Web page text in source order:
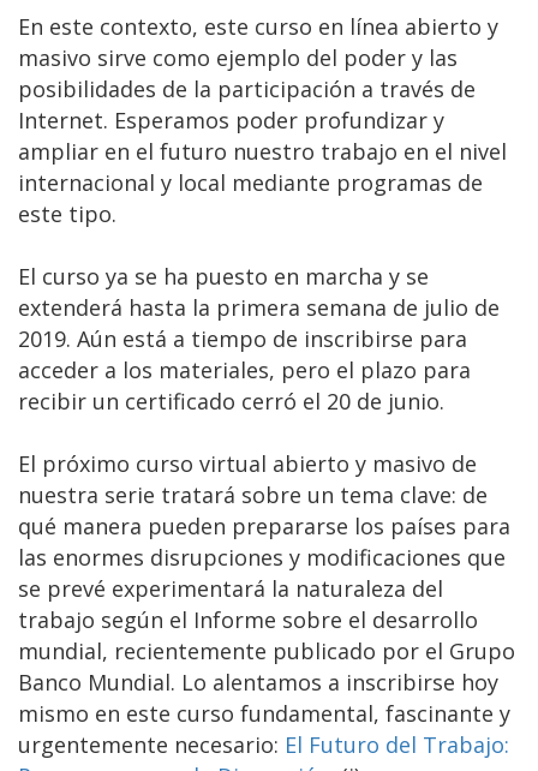
En este contexto, este curso en línea abierto y
masivo sirve como ejemplo del poder y las
posibilidades de la participación a través de
Internet. Esperamos poder profundizar y
ampliar en el futuro nuestro trabajo en el nivel
internacional y local mediante programas de
este tipo.
El curso ya se ha puesto en marcha y se
extenderá hasta la primera semana de julio de
2019. Aún está a tiempo de inscribirse para
acceder a los materiales, pero el plazo para
recibir un certificado cerró el 20 de junio.
El próximo curso virtual abierto y masivo de
nuestra serie tratará sobre un tema clave: de
qué manera pueden prepararse los países para
las enormes disrupciones y modificaciones que
se prevé experimentará la naturaleza del
trabajo según el Informe sobre el desarrollo
mundial, recientemente publicado por el Grupo
Banco Mundial. Lo alentamos a inscribirse hoy
mismo en este curso fundamental, fascinante y
urgentemente necesario: El Futuro del Trabajo: